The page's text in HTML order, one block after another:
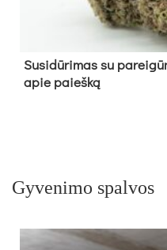
Su­si­dū­ri­mas su
apie paieš­ką
Gyvenimo spalvos